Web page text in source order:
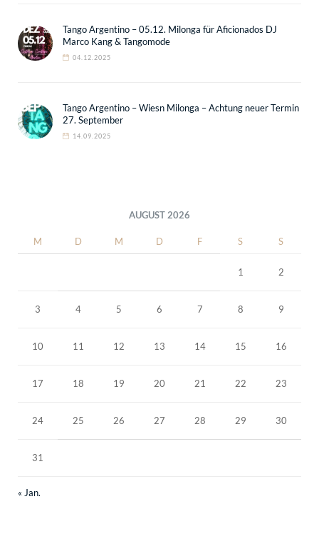
Tango Argentino – 05.12. Milonga für Aficionados DJ
Marco Kang & Tangomode
04.12.2025
Tango Argentino – Wiesn Milonga – Achtung neuer Termin
27. September
14.09.2025
AUGUST 2026
M D M D F S S
1 2
3 4 5 6 7 8 9
10 11 12 13 14 15 16
17 18 19 20 21 22 23
24 25 26 27 28 29 30
31
« Jan.